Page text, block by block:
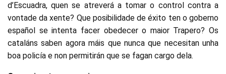
d’Escuadra, quen se atreverá a tomar o control contra a
vontade da xente? Que posibilidade de éxito ten o goberno
español se intenta facer obedecer o maior Trapero? Os
cataláns saben agora máis que nunca que necesitan unha
boa policía e non permitirán que se fagan cargo dela.